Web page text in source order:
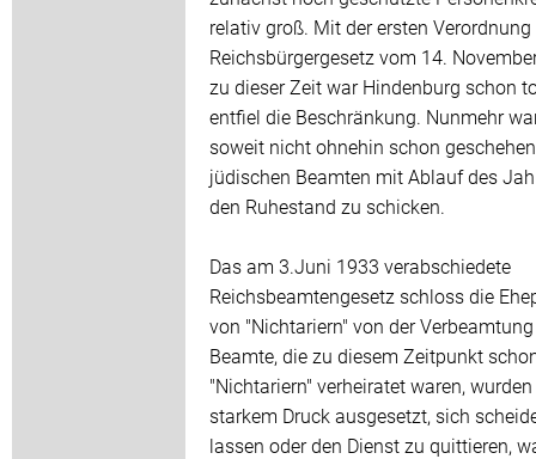
relativ groß. Mit der ersten
Reichsbürgergesetz vom 14.
zu dieser Zeit war Hindenburg schon
entfiel die Beschränkung. Nunmehr
soweit nicht ohnehin schon
jüdischen Beamten mit Ablauf des
den Ruhestand zu schicken.
Das am 3.Juni 1933 verabschiedete
Reichsbeamtengesetz schloss die
von "Nichtariern" von der
Beamte, die zu diesem Zeitpunkt
"Nichtariern" verheiratet waren,
starkem Druck ausgesetzt, sich
lassen oder den Dienst zu quittieren,